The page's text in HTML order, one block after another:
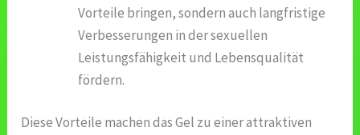
Vorteile bringen, sondern auch langfristige
Verbesserungen in der sexuellen
Leistungsfähigkeit und Lebensqualität
fördern.
Diese Vorteile machen das Gel zu einer attraktiven